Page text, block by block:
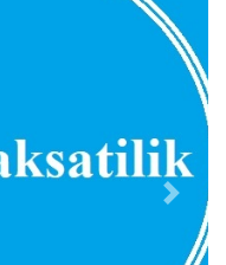
Next